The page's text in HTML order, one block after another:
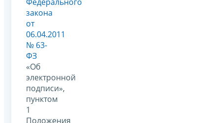
закона
от
06.04.2011
№ 63-
ФЗ
«Об
электронной
подписи»,
пунктом
1
Положения